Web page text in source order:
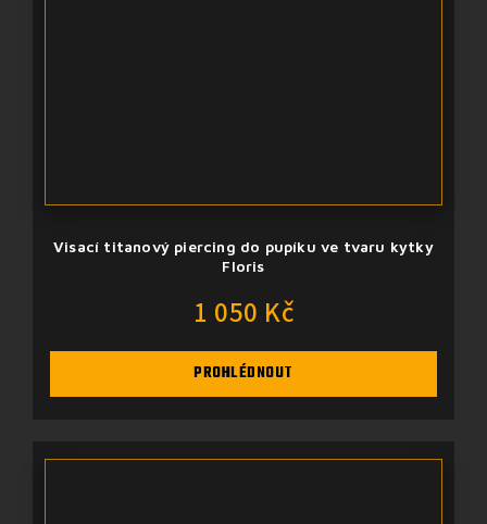
Visací titanový piercing do pupíku ve tvaru kytky
Floris
1 050 Kč
PROHLÉDNOUT